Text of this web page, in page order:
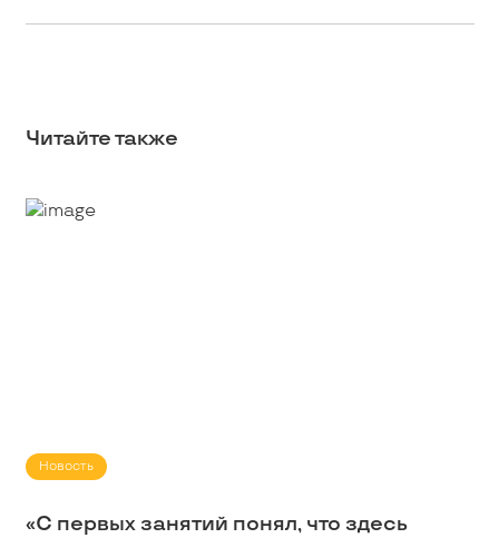
Читайте также
Новость
«С первых занятий понял, что здесь